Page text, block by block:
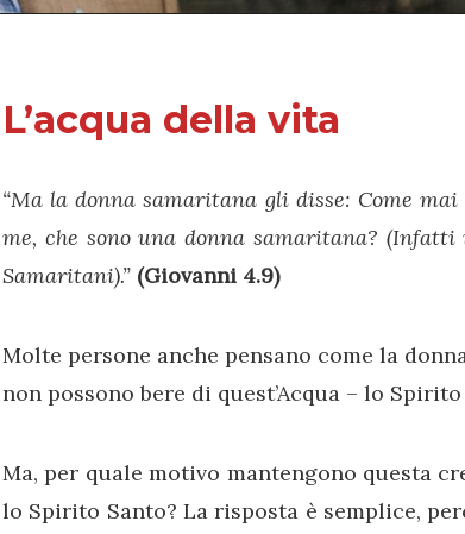
L’acqua della vita
“Ma la donna samaritana gli disse: Come
me, che sono una donna samaritana?
Samaritani).” (Giovanni 4.9)
Molte persone anche pensano come la
non possono bere di quest’Acqua – lo Spirito
Ma, per quale motivo mantengono questa
lo Spirito Santo? La risposta è semplice,